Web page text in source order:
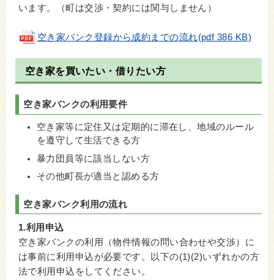
います。（町は交渉・契約には関与しません）
空き家バンク登録から成約までの流れ(pdf 386 KB)
空き家を買いたい・借りたい方
空き家バンクの利用要件
空き家等に定住又は定期的に滞在し、地域のルール
を遵守して生活できる方
暴力団員等に該当しない方
その他町長が適当と認める方
空き家バンク利用の流れ
1.利用申込
空き家バンクの利用（物件情報の問い合わせや交渉）に
は事前に利用申込が必要です。以下の(1)(2)いずれかの方
法で利用申込をしてください。